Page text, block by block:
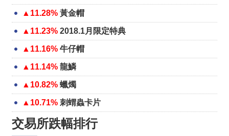
▲11.28% 黃金帽
▲11.23% 2018.1月限定特典
▲11.16% 牛仔帽
▲11.14% 龍鱗
▲10.82% 蠟燭
▲10.71% 刺蝟蟲卡片
交易所跌幅排行